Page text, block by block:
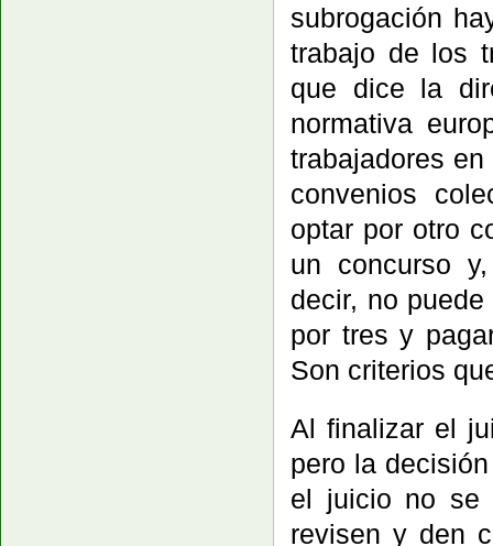
subrogación
trabajo de los
que dice la
normativa
trabajadores
convenios
optar por otro
un concurso
decir, no
por tres y
Son criterios
Al finalizar el
pero la
el juicio no se
revisen y den